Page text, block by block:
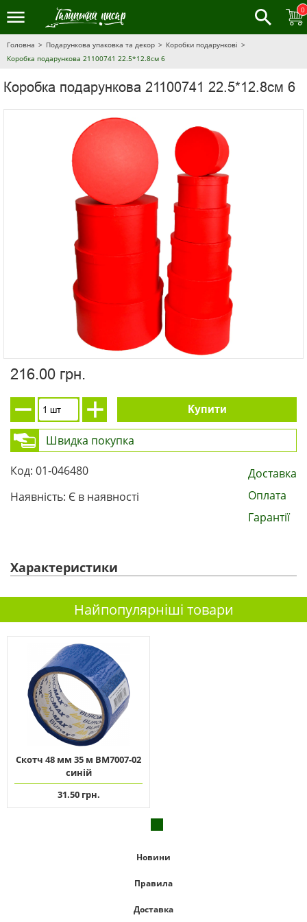
0
Головна Подарункова упаковка та декор
Коробки подарункові
Коробка подарункова 21100741 22.5*12.8см 6
Коробка подарункова 21100741 22.5*12.8см 6
216.00 грн.
Купити
Швидка покупка
Код: 01-046480
Наявність: Є в наявності
Доставка
Оплата
Гарантії
Характеристики
Найпопулярніші товари
Скотч 48 мм 35 м ВМ7007-02
синій
31.50 грн.
Новини
Правила
Доставка